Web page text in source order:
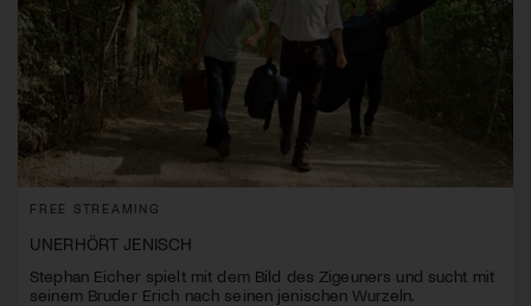
FREE STREAMING
UNERHÖRT JENISCH
Stephan Eicher spielt mit dem Bild des Zigeuners und sucht mit
seinem Bruder Erich nach seinen jenischen Wurzeln.